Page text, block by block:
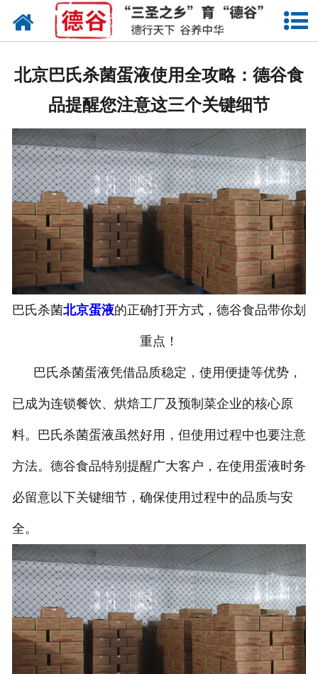
网站首页
卤蛋
产品中心
新闻中心
走进德谷
招商加盟
联系我们
北京巴氏杀菌蛋液使用全攻略：德谷食
品提醒您注意这三个关键细节
巴氏杀菌北京蛋液的正确打开方式，德谷食品带你划
重点！
巴氏杀菌蛋液凭借品质稳定，使用便捷等优势，
已成为连锁餐饮、烘焙工厂及预制菜企业的核心原
料。巴氏杀菌蛋液虽然好用，但使用过程中也要注意
方法。德谷食品特别提醒广大客户，在使用蛋液时务
必留意以下关键细节，确保使用过程中的品质与安
全。